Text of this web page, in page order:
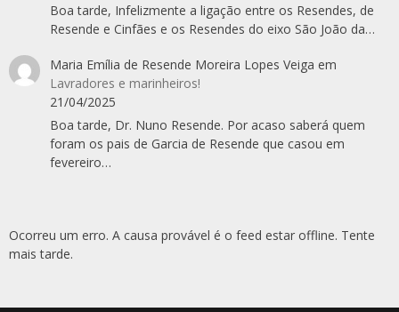
Boa tarde, Infelizmente a ligação entre os Resendes, de
Resende e Cinfães e os Resendes do eixo São João da…
Maria Emília de Resende Moreira Lopes Veiga em
Lavradores e marinheiros!
21/04/2025
Boa tarde, Dr. Nuno Resende. Por acaso saberá quem
foram os pais de Garcia de Resende que casou em
fevereiro…
Ocorreu um erro. A causa provável é o feed estar offline. Tente
mais tarde.